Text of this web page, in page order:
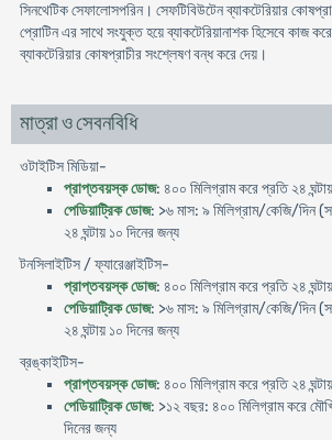
সিনথেটিক সেফালোসপরিন। সেফটিবিউটেন ব্যাকটেরিয়ার
প্রোটিন এর সাথে সংযুক্ত হয়ে ব্যাকটেরিয়ানাশক হিসেবে কাজ
ব্যাকটেরিয়ার কোষপ্রাচীর সংশ্লেষণ বন্ধ করে দেয়।
মাত্রা ও সেবনবিধি
ওটাইটিস মিডিয়া-
প্রাপ্তবয়স্ক ডোজ: ৪০০ মিলিগ্রাম করে প্রতি ২৪
পেডিয়াট্রিক ডোজ: >৬ মাস: ৯ মিলিগ্রাম/কেজি/দিন
২৪ ঘন্টায় ১০ দিনের জন্য
টনসিলাইটিস / ফ্যারেঞ্জাইটিস-
প্রাপ্তবয়স্ক ডোজ: ৪০০ মিলিগ্রাম করে প্রতি ২৪
পেডিয়াট্রিক ডোজ: >৬ মাস: ৯ মিলিগ্রাম/কেজি/দিন
২৪ ঘন্টায় ১০ দিনের জন্য
ব্রঙ্কাইটিস-
প্রাপ্তবয়স্ক ডোজ: ৪০০ মিলিগ্রাম করে প্রতি ২৪
পেডিয়াট্রিক ডোজ: >১২ বছর: ৪০০ মিলিগ্রাম করে
দিনের জন্য